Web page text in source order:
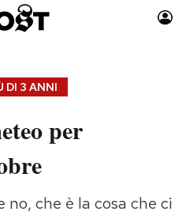
Moda
Consumismi
Storie/Idee
DI 3 ANNI
per
no, che è la cosa che ci